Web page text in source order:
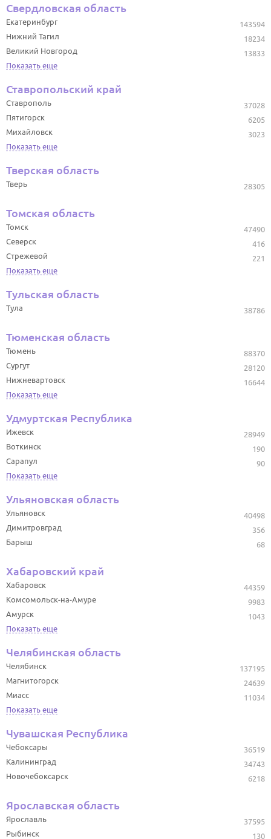
Свердловская область
143594
Екатеринбург
18234
Нижний Тагил
13833
Великий Новгород
Показать еще
Ставропольский край
37028
Ставрополь
6205
Пятигорск
3023
Михайловск
Показать еще
Тверская область
28305
Тверь
Томская область
47490
Томск
416
Северск
221
Стрежевой
Показать еще
Тульская область
38786
Тула
Тюменская область
88370
Тюмень
28120
Сургут
16644
Нижневартовск
Показать еще
Удмуртская Республика
28949
Ижевск
190
Воткинск
90
Сарапул
Показать еще
Ульяновская область
40498
Ульяновск
356
Димитровград
68
Барыш
Хабаровский край
44359
Хабаровск
9983
Комсомольск-на-Амуре
1043
Амурск
Показать еще
Челябинская область
137195
Челябинск
24639
Магнитогорск
11034
Миасс
Показать еще
Чувашская Республика
36519
Чебоксары
34743
Калининград
6218
Новочебоксарск
Ярославская область
37595
Ярославль
130
Рыбинск